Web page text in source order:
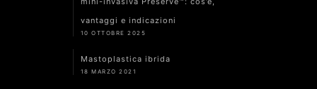
vantaggi e indicazioni
10 OTTOBRE 2025
Mastoplastica ibrida
18 MARZO 2021